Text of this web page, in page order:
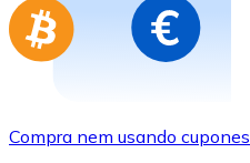
Compra nem usando cupones